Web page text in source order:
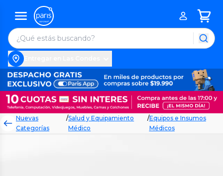
Nuevas
Categorías
/Salud y Equipamiento
Médico
/Equipos e Insumos
Médicos